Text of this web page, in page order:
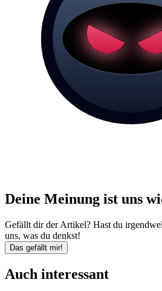
Deine Meinung ist uns
Gefällt dir der Artikel? Hast du
uns, was du denkst!
Das gefällt mir!
Auch interessant